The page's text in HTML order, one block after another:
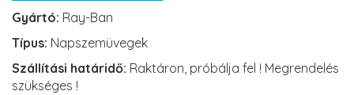
Gyártó: Ray-Ban
Típus: Napszemüvegek
Szállítási határidő: Raktáron, próbálja fel ! Megrendelés
szükséges !